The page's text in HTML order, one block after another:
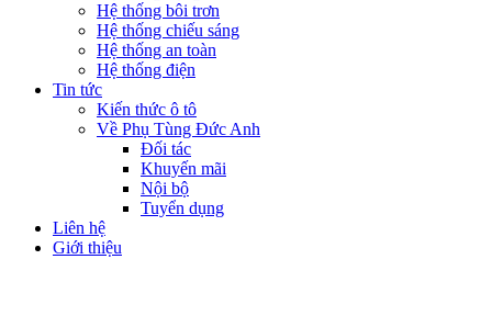
Hệ thống bôi trơn
Hệ thống chiếu sáng
Hệ thống an toàn
Hệ thống điện
Tin tức
Kiến thức ô tô
Về Phụ Tùng Đức Anh
Đối tác
Khuyến mãi
Nội bộ
Tuyển dụng
Liên hệ
Giới thiệu